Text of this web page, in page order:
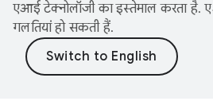
एआई टेक्नोलॉजी का इस्तेमाल करता है.
गलतियां हो सकती हैं.